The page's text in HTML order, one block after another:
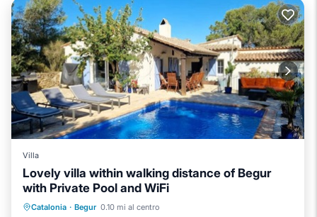
Villa
Lovely villa within walking distance of Begur
with Private Pool and WiFi
Catalonia · Begur 0.10 mi al centro
Piscina privada
Frente al mar